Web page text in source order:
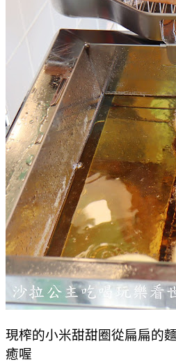
現榨的小米甜甜圈從扁扁的
癒喔